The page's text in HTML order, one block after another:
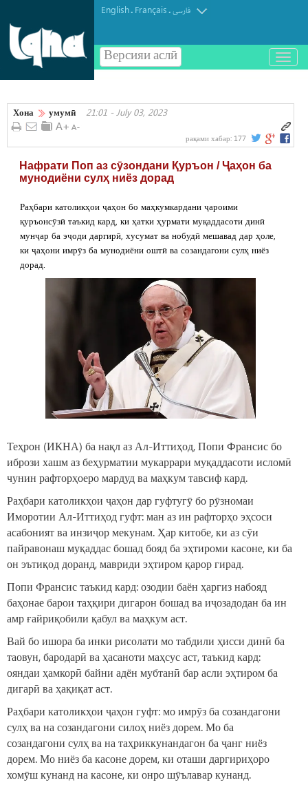
English. Français.فارسی
Версияи аслӣ
باز
و
کردن
Хона умумӣ 21:01 - July 03, 2023
рақами хабар: 177
Нафрати Поп аз сӯзондани Қуръон / Ҷаҳон ба
мунодиёни сулҳ ниёз дорад
Раҳбари католикҳои ҷаҳон бо маҳкумкардани ҷароими
қуръонсӯзӣ таъкид кард, ки ҳатки ҳурмати муқаддасоти динӣ
мунҷар ба эҷоди даргирӣ, хусумат ва нобудӣ мешавад дар ҳоле,
ки ҷаҳони имрӯз ба мунодиёни оштӣ ва созандагони сулҳ ниёз
дорад.
Теҳрон (ИКНА) ба нақл аз Ал-Иттиҳод, Попи Франсис бо
ибрози хашм аз беҳурматии мукаррари муқаддасоти исломӣ
чунин рафторҳоеро мардуд ва маҳкум тавсиф кард.
Раҳбари католикҳои ҷаҳон дар гуфтугӯ бо рӯзномаи
Иморотии Ал-Иттиҳод гуфт: ман аз ин рафторҳо эҳсоси
асабоният ва инзиҷор мекунам. Ҳар китобе, ки аз сӯи
пайравонаш муқаддас бошад бояд ба эҳтироми касоне, ки ба
он эътиқод доранд, мавриди эҳтиром қарор гирад.
Попи Франсис таъкид кард: озодии баён ҳаргиз набояд
баҳонае барои таҳқири дигарон бошад ва иҷозадодан ба ин
амр ғайриқобили қабул ва маҳкум аст.
Вай бо ишора ба инки рисолати мо табдили ҳисси динӣ ба
таовун, бародарӣ ва ҳасаноти маҳсус аст, таъкид кард:
ояндаи ҳамкорӣ байни адён мубтанӣ бар асли эҳтиром ба
дигарӣ ва ҳақиқат аст.
Раҳбари католикҳои ҷаҳон гуфт: мо имрӯз ба созандагони
сулҳ ва на созандагони силоҳ ниёз дорем. Мо ба
созандагони сулҳ ва на таҳриккунандагон ба ҷанг ниёз
дорем. Мо ниёз ба касоне дорем, ки оташи даргириҳоро
хомӯш кунанд на касоне, ки онро шӯълавар кунанд.